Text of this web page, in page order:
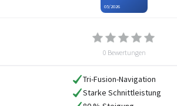
05/2026
0 Bewertungen
Tri-Fusion-Navigation
Starke Schnittleistung